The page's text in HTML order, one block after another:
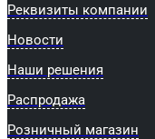
Реквизиты компании
Новости
Наши решения
Распродажа
Розничный магазин